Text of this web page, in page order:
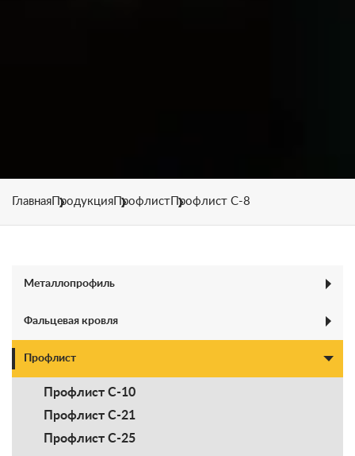
Главная Продукция Профлист Профлист C-8
Металлопрофиль
Монтеррей
Каскад
Фальцевая кровля
Профлист
Профлист C-10
Профлист C-21
Профлист C-25